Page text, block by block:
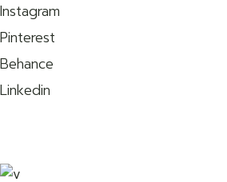
Instagram
Pinterest
Behance
Linkedin